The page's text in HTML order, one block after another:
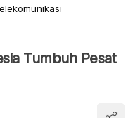
Tumbuh Pesat